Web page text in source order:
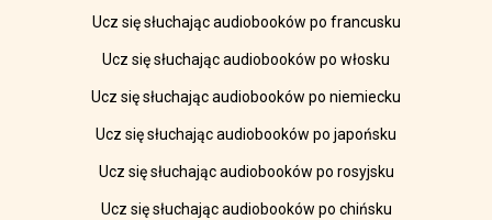
Ucz się słuchając audiobooków po francusku
Ucz się słuchając audiobooków po włosku
Ucz się słuchając audiobooków po niemiecku
Ucz się słuchając audiobooków po japońsku
Ucz się słuchając audiobooków po rosyjsku
Ucz się słuchając audiobooków po chińsku